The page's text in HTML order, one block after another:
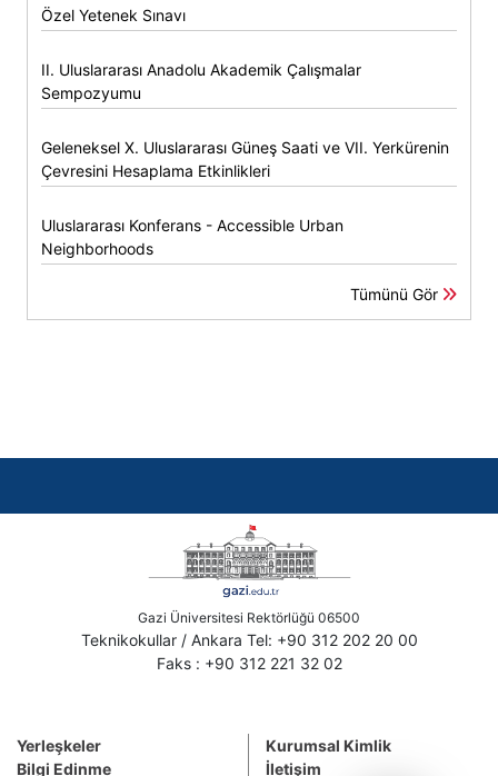
Özel Yetenek Sınavı
II. Uluslararası Anadolu Akademik Çalışmalar
Sempozyumu
Geleneksel X. Uluslararası Güneş Saati ve VII. Yerkürenin
Çevresini Hesaplama Etkinlikleri
Uluslararası Konferans - Accessible Urban
Neighborhoods
Tümünü Gör
Gazi Üniversitesi Rektörlüğü 06500
Teknikokullar / Ankara Tel: +90 312 202 20 00
Faks : +90 312 221 32 02
Yerleşkeler
Bilgi Edinme
Kurumsal Kimlik
İletişim